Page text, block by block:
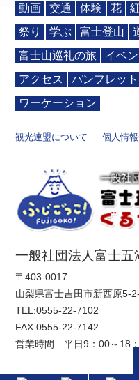
動画 交通 体験 花
祭り
学ぶ 富士登山
富士山巡礼の旅
イベ
アクセス
パンフレット
ワーケーション
観光連盟について 個人情
一般社団法人富士五
〒403-0017
山梨県富士吉田市新西原5-
TEL:0555-22-7102
FAX:0555-22-7142
営業時間 平日9：00～18